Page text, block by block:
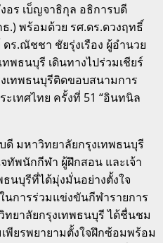
อร เบ็ญจาธิกุล อธิการบดี
.) พร้อมด้วย รศ.ดร.ดวงฤทธิ์
ดร.ณัชชา ชัยรุ่งเรือง ผู้อำนวย
พธนบุรี เดินทางไปร่วมเชียร์
เทพธนบุรีติดขอบสนามการ
เทศไทย ครั้งที่ 51 “อินทนิล
ดี มหาวิทยาลัยกรุงเทพธนบุรี
ทัพนักกีฬา ผู้ฝึกสอน และเจ้า
นบุรีที่ได้มุ่งมั่นอย่างตั้งใจ
การร่วมแข่งขันกีฬารายการ
ยาลัยกรุงเทพธนบุรี ได้ชื่นชม
ยรพยายามตั้งใจฝึกซ้อมพร้อม